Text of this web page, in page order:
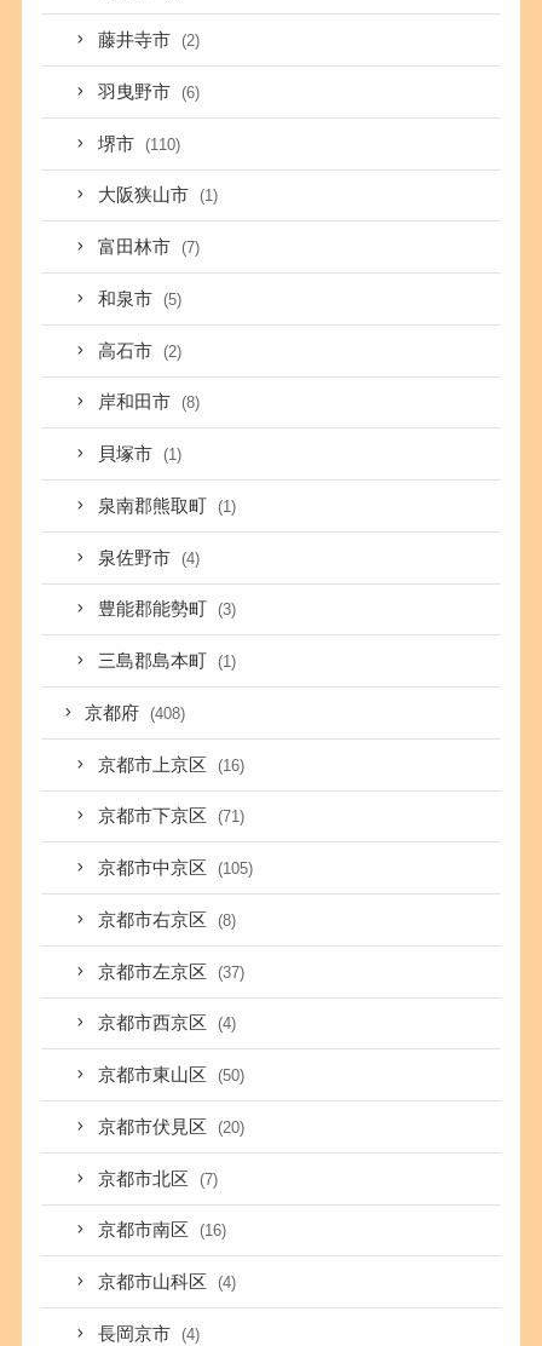
藤井寺市 (2)
羽曳野市 (6)
堺市 (110)
大阪狭山市 (1)
富田林市 (7)
和泉市 (5)
高石市 (2)
岸和田市 (8)
貝塚市 (1)
泉南郡熊取町 (1)
泉佐野市 (4)
豊能郡能勢町 (3)
三島郡島本町 (1)
京都府 (408)
京都市上京区 (16)
京都市下京区 (71)
京都市中京区 (105)
京都市右京区 (8)
京都市左京区 (37)
京都市西京区 (4)
京都市東山区 (50)
京都市伏見区 (20)
京都市北区 (7)
京都市南区 (16)
京都市山科区 (4)
長岡京市 (4)